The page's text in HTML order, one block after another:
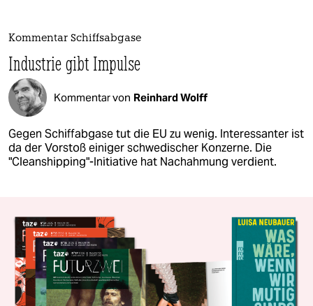
Kommentar Schiffsabgase
Industrie gibt Impulse
Kommentar von Reinhard Wolff
Gegen Schiffabgase tut die EU zu wenig. Interessanter ist
da der Vorstoß einiger schwedischer Konzerne. Die
"Cleanshipping"-Initiative hat Nachahmung verdient.